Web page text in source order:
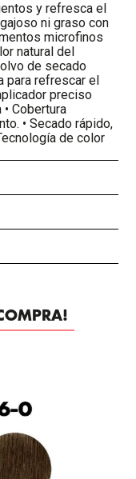
y refresca el
ni graso con
microfinos
natural del
de secado
para refrescar el
preciso
Cobertura
• Secado rápido,
de color